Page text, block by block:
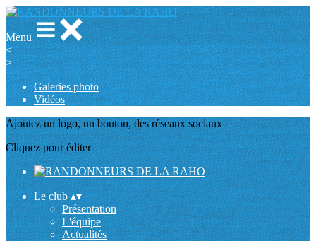
Menu
<
>
Galeries photo
Vidéos
Ajoutez un logo, un bouton, des réseaux sociaux
Cliquez pour éditer
Le club▴▾
Présentation
L'équipe
Actualités